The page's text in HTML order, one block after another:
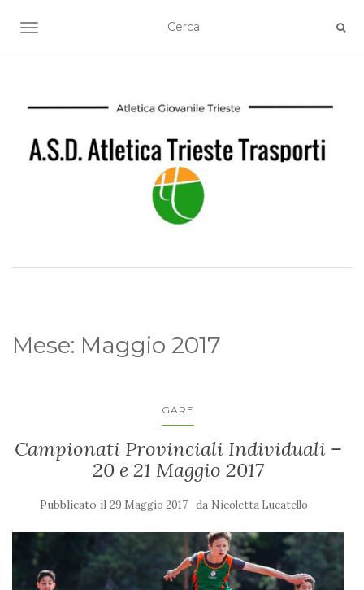
TOGGLE NAVIGATION
Mese: Maggio 2017
GARE
Campionati Provinciali Individuali –
20 e 21 Maggio 2017
Pubblicato il 29 Maggio 2017 da Nicoletta Lucatello